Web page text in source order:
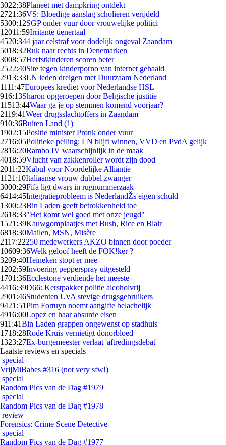
3022:38Planeet met dampkring ontdekt
2721:36VS: Bloedige aanslag scholieren verijdeld
5300:12SGP onder vuur door vrouwelijke politici
12011:59Irritante tienertaal
4520:344 jaar celstraf voor dodelijk ongeval Zaandam
5018:32Ruk naar rechts in Denemarken
3008:57Herfstkinderen scoren beter
2522:40Site tegen kinderporno van internet gehaald
2913:33LN leden dreigen met Duurzaam Nederland
1111:47Europees krediet voor Nederlandse HSL
916:13Sharon opgeroepen door Belgische justitie
11513:44Waar ga je op stemmen komend voorjaar?
2119:41Weer drugsslachtoffers in Zaandam
910:36Buiten Land (1)
1902:15Positie minister Pronk onder vuur
2716:05Politieke peiling: LN blijft winnen, VVD en PvdA gelijk
2816:20Rambo IV waarschijnlijk in de maak
4018:59Vlucht van zakkenroller wordt zijn dood
2011:22Kabul voor Noordelijke Alliantie
11 21:10Italiaanse vrouw dubbel zwanger
3000:29Fifa ligt dwars in rugnummerzaak
6414:45Integratieprobleem is NederlandŽs eigen schuld
1300:23Bin Laden geeft betrokkenheid toe
2618:33"Het komt wel goed met onze jeugd"
1521:39Kauwgomplaatjes met Bush, Rice en Blair
6818:30Mailen, MSN, Misère
2117:22250 medewerkers AKZO binnen door poeder
10609:36Welk geloof heeft de FOK!ker ?
3209:40Heineken stopt er mee
1202:59Invoering pepperspray uitgesteld
1701:36Ecclestone verdiende het meeste
4416:39D66: Kerstpakket politie alcoholvrij
2901:46Studenten UvA stevige drugsgebruikers
9421:51Pim Fortuyn noemt aangifte belachelijk
4916:00Lopez en haar absurde eisen
911:41Bin Laden grappen ongewenst op stadhuis
1718:28Rode Kruis vernietigt donorbloed
1323:27Ex-burgemeester verlaat 'aftredingsdebat'
Laatste reviews en specials
special
VrijMiBabes #316 (not very sfw!)
special
Random Pics van de Dag #1979
special
Random Pics van de Dag #1978
review
Forensics: Crime Scene Detective
special
Random Pics van de Dag #1977